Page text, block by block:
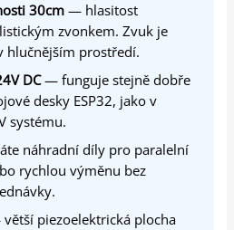
30cm — hlasitost
zvonkem. Zvuk je
hlučnějším prostředí.
DC— funguje stejně dobře
desky ESP32, jako v
systému.
náhradní díly pro paralelní
rychlou výměnu bez
piezoelektrická plocha